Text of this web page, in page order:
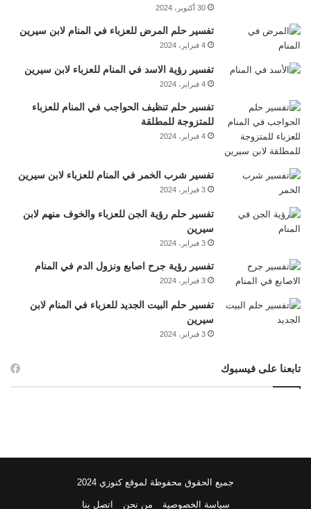
30 أكتوبر، 2024
تفسير حلم المرض للعزباء في المنام لابن سيرين
4 فبراير، 2024
تفسير رؤية الاسد في المنام للعزباء لابن سيرين
4 فبراير، 2024
تفسير حلم تنظيف الحواجب في المنام للعزباء
للمتزوجة للمطلقة
4 فبراير، 2024
تفسير شرب الخمر في المنام للعزباء لابن سيرين
3 فبراير، 2024
تفسير حلم رؤية الجن للعزباء والخوف منهم لابن
سيرين
3 فبراير، 2024
تفسير رؤية جرح اصابع ونزول الدم في المنام
3 فبراير، 2024
تفسير حلم البيت الجديد للعزباء في المنام لابن
سيرين
3 فبراير، 2024
تابعنا على فيسبوك
جميع الحقوق محفوظة لموقع كنوزي 2024
سياسة الخصوصية من نحن اتصل بنا